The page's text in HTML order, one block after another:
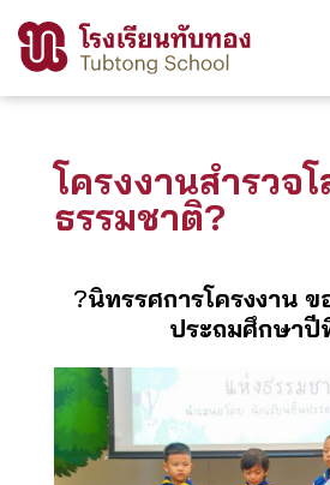
โครงงานสำรวจ
ธรรมชาติ?
?️นิทรรศการโครงงาน
ประถมศึกษาปี